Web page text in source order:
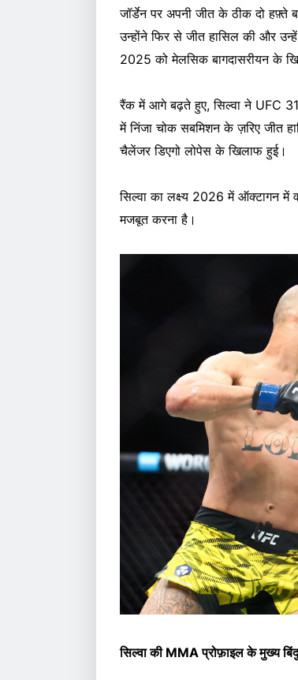
जॉर्डेन पर अपनी जीत के ठीक दो
उन्होंने फिर से जीत हासिल की और
2025 को मेलसिक बागदासरीयन के
रैंक में आगे बढ़ते हुए, सिल्वा ने UFC
में निंजा चोक सबमिशन के ज़रिए जीत
चैलेंजर डिएगो लोपेस के खिलाफ हुई।
सिल्वा का लक्ष्य 2026 में ऑक्टागन में
मजबूत करना है।
सिल्वा की MMA प्रोफ़ाइल के मुख्य बिंदु